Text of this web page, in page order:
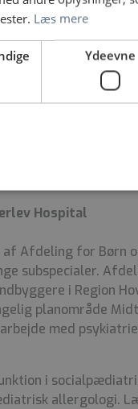
pædiatri eller
konferencer,
at alle faggrupper
frokost sammen i
omsorg for
fokus på
og der er rig
og
Hospital
Afdeling for Børn
subspecialer.
i Region
planområde
med
i
allergologi.
Læs mere
Ydeevne